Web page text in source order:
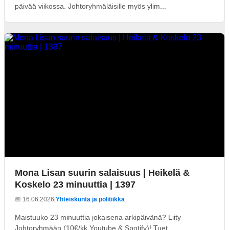
päivää viikossa. Johtoryhmäläisille myös ylim...
Mona Lisan suurin salaisuus | Heikelä &
Koskelo 23 minuuttia | 1397
📅 16.06.2026|Yhteiskunta ja politiikka
Maistuuko 23 minuuttia jokaisena arkipäivänä? Liity
Johtoryhmään (10€/kk Youtube & Spotify)! Tuet